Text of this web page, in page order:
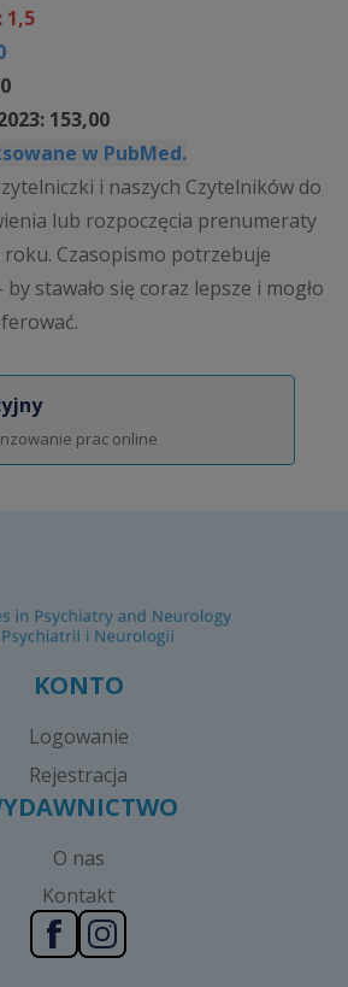
1,5
153,00
w PubMed.
i naszych Czytelników do
lub rozpoczęcia prenumeraty
Czasopismo potrzebuje
stawało się coraz lepsze i mogło
prac online
KONTO
Logowanie
Rejestracja
O nas
Kontakt